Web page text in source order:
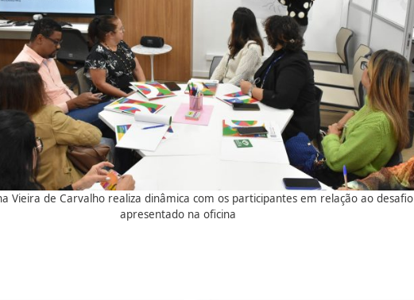
Vieira de Carvalho realiza dinâmica com os participantes em relação ao desafio
apresentado na oficina